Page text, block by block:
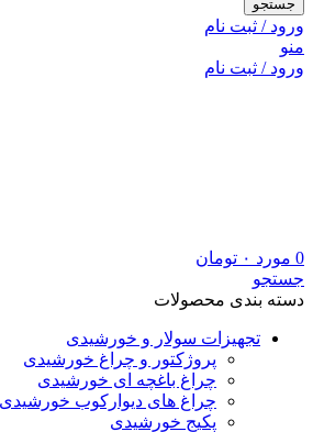
جستجو
ورود / ثبت نام
منو
ورود / ثبت نام
0 مورد ۰ تومان
جستجو
دسته بندی محصولات
تجهیزات سولار و خورشیدی
پروژکتور و چراغ خورشیدی
چراغ باغچه ای خورشیدی
چراغ های دیوارکوب خورشیدی
پکیج خورشیدی